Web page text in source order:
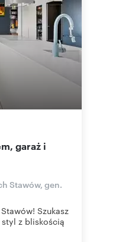
Stawów, gen.
Szukasz
z bliskością